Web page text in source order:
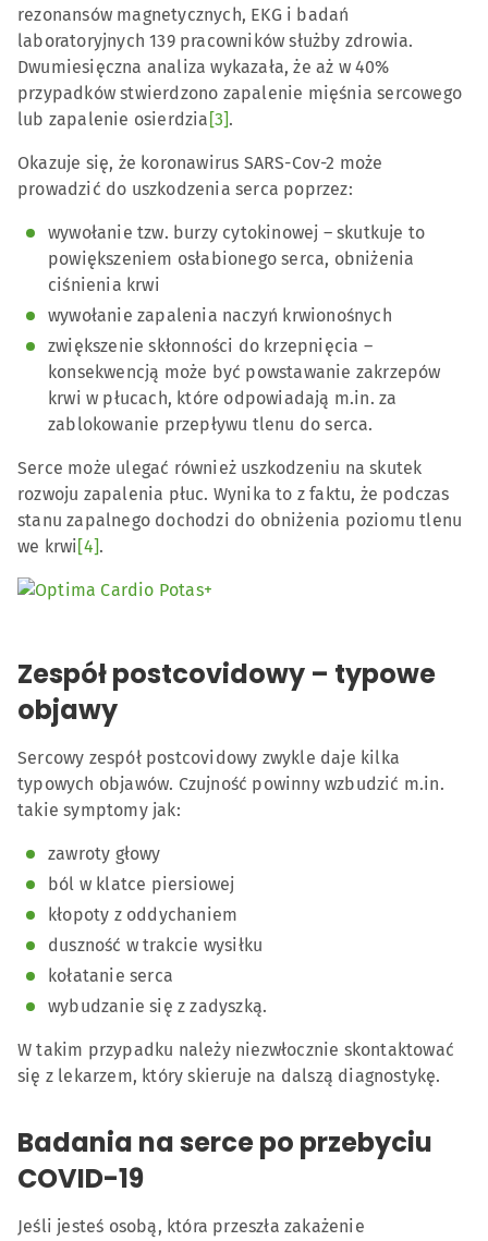
rezonansów magnetycznych, EKG i badań
laboratoryjnych 139 pracowników służby zdrowia.
Dwumiesięczna analiza wykazała, że aż w 40%
przypadków stwierdzono zapalenie mięśnia sercowego
lub zapalenie osierdzia [3].
Okazuje się, że koronawirus SARS-Cov-2 może
prowadzić do uszkodzenia serca poprzez:
wywołanie tzw. burzy cytokinowej – skutkuje to
powiększeniem osłabionego serca, obniżenia
ciśnienia krwi
wywołanie zapalenia naczyń krwionośnych
zwiększenie skłonności do krzepnięcia –
konsekwencją może być powstawanie zakrzepów
krwi w płucach, które odpowiadają m.in. za
zablokowanie przepływu tlenu do serca.
Serce może ulegać również uszkodzeniu na skutek
rozwoju zapalenia płuc. Wynika to z faktu, że podczas
stanu zapalnego dochodzi do obniżenia poziomu tlenu
we krwi[4].
Zespół postcovidowy – typowe
objawy
Sercowy zespół postcovidowy zwykle daje kilka
typowych objawów. Czujność powinny wzbudzić m.in.
takie symptomy jak:
zawroty głowy
ból w klatce piersiowej
kłopoty z oddychaniem
duszność w trakcie wysiłku
kołatanie serca
wybudzanie się z zadyszką.
W takim przypadku należy niezwłocznie skontaktować
się z lekarzem, który skieruje na dalszą diagnostykę.
Badania na serce po przebyciu
COVID-19
Jeśli jesteś osobą, która przeszła zakażenie